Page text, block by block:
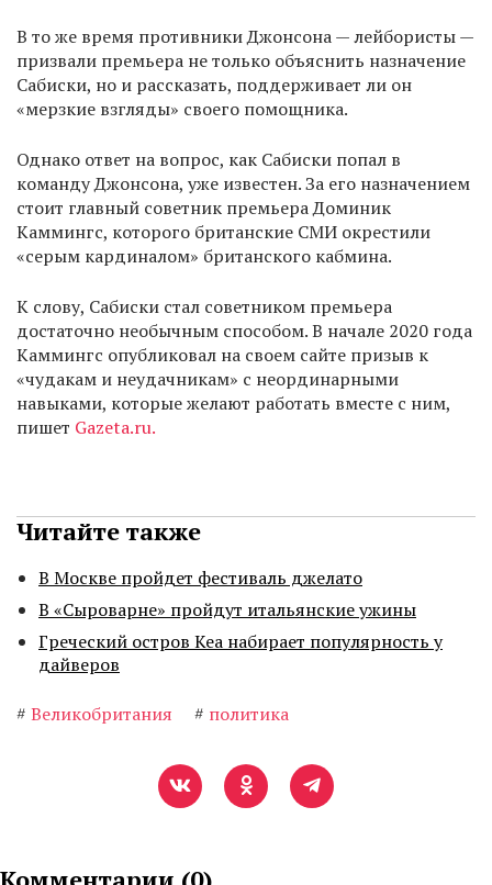
В то же время противники Джонсона — лейбористы —
призвали премьера не только объяснить назначение
Сабиски, но и рассказать, поддерживает ли он
«мерзкие взгляды» своего помощника.
Однако ответ на вопрос, как Сабиски попал в
команду Джонсона, уже известен. За его назначением
стоит главный советник премьера Доминик
Каммингс, которого британские СМИ окрестили
«серым кардиналом» британского кабмина.
К слову, Сабиски стал советником премьера
достаточно необычным способом. В начале 2020 года
Каммингс опубликовал на своем сайте призыв к
«чудакам и неудачникам» с неординарными
навыками, которые желают работать вместе с ним,
пишет Gazeta.ru.
Читайте также
В Москве пройдет фестиваль джелато
В «Сыроварне» пройдут итальянские ужины
Греческий остров Кеа набирает популярность у
дайверов
# Великобритания # политика